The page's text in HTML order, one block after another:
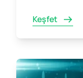
Keşfet